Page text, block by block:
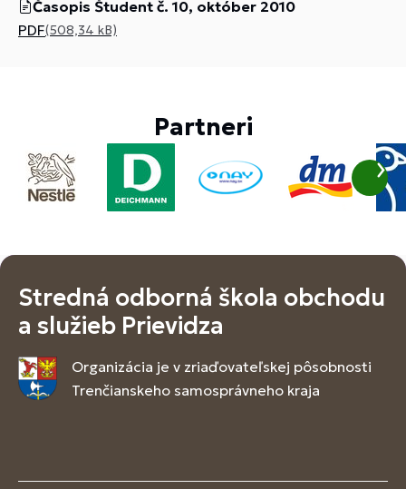
Časopis Študent č. 10, október 2010
PDF(508,34 kB)
Partneri
Stredná odborná škola obchodu
a služieb Prievidza
Organizácia je v zriaďovateľskej pôsobnosti
Trenčianskeho samosprávneho kraja